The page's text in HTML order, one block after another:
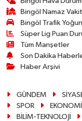
Bingöl Namaz
Bingöl Trafik
Süper Lig Puan
Tüm Manşetler
Son Dakika
Haber Arşivi
GÜNDEM
SPOR
EKONOMİ
BİLİM-TEKNOLOJİ